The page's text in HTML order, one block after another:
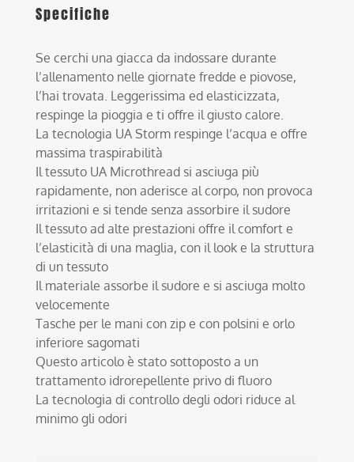
Specifiche
Se cerchi una giacca da indossare durante
l’allenamento nelle giornate fredde e piovose,
l’hai trovata. Leggerissima ed elasticizzata,
respinge la pioggia e ti offre il giusto calore.
La tecnologia UA Storm respinge l’acqua e offre
massima traspirabilità
Il tessuto UA Microthread si asciuga più
rapidamente, non aderisce al corpo, non provoca
irritazioni e si tende senza assorbire il sudore
Il tessuto ad alte prestazioni offre il comfort e
l’elasticità di una maglia, con il look e la struttura
di un tessuto
Il materiale assorbe il sudore e si asciuga molto
velocemente
Tasche per le mani con zip e con polsini e orlo
inferiore sagomati
Questo articolo è stato sottoposto a un
trattamento idrorepellente privo di fluoro
La tecnologia di controllo degli odori riduce al
minimo gli odori